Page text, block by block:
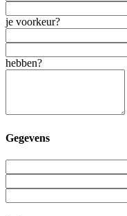
je voorkeur?
hebben?
Gegevens